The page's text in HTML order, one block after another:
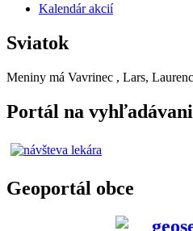
Kalendár akcií
Sviatok
Meniny má Vavrinec , Lars,
Portál na
Geoportál obce